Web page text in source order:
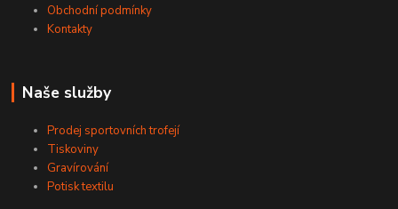
Obchodní podmínky
Kontakty
Naše služby
Prodej sportovních trofejí
Tiskoviny
Gravírování
Potisk textilu